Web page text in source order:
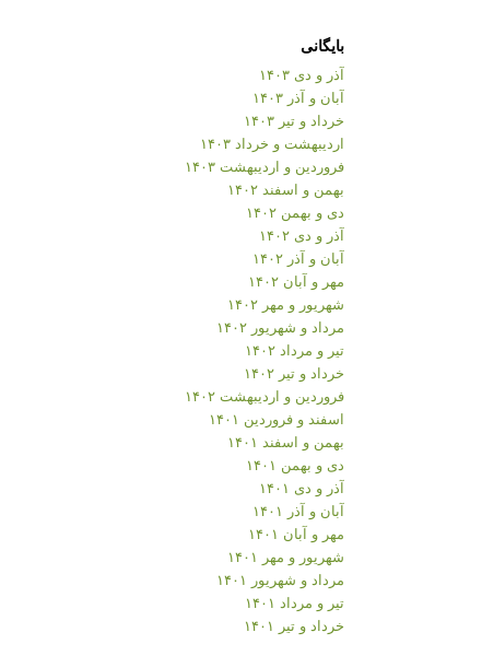
بایگانی
آذر و دی ۱۴۰۳
آبان و آذر ۱۴۰۳
خرداد و تیر ۱۴۰۳
اردیبهشت و خرداد ۱۴۰۳
فروردین و اردیبهشت ۱۴۰۳
بهمن و اسفند ۱۴۰۲
دی و بهمن ۱۴۰۲
آذر و دی ۱۴۰۲
آبان و آذر ۱۴۰۲
مهر و آبان ۱۴۰۲
شهریور و مهر ۱۴۰۲
مرداد و شهریور ۱۴۰۲
تیر و مرداد ۱۴۰۲
خرداد و تیر ۱۴۰۲
فروردین و اردیبهشت ۱۴۰۲
اسفند و فروردین ۱۴۰۱
بهمن و اسفند ۱۴۰۱
دی و بهمن ۱۴۰۱
آذر و دی ۱۴۰۱
آبان و آذر ۱۴۰۱
مهر و آبان ۱۴۰۱
شهریور و مهر ۱۴۰۱
مرداد و شهریور ۱۴۰۱
تیر و مرداد ۱۴۰۱
خرداد و تیر ۱۴۰۱